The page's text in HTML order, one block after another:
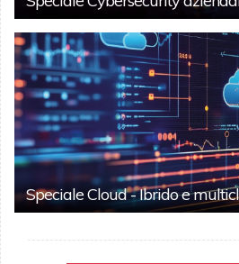
Speciale Cloud - Ibrido e